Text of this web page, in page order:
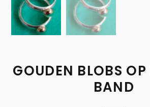
GOUDEN BLOBS OP
BAND